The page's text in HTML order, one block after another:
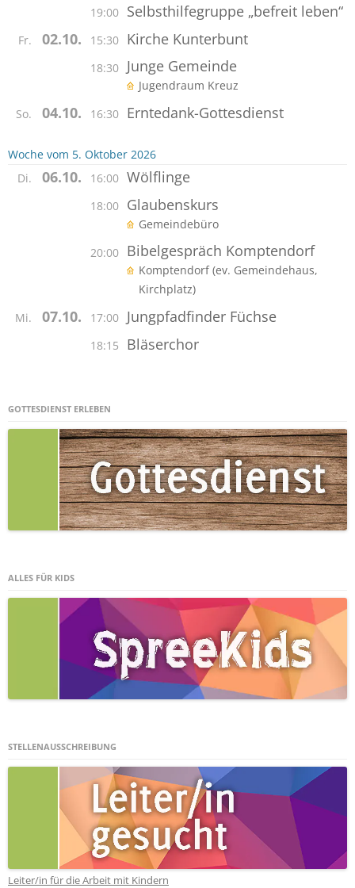
19:00 Selbsthilfegruppe „befreit leben“
Fr. 02.10. 15:30 Kirche Kunterbunt
18:30 Junge Gemeinde
Jugendraum Kreuz
So.
04.10. 16:30 Erntedank-Gottesdienst
Woche vom 5. Oktober 2026
Di.
06.10. 16:00 Wölflinge
18:00 Glaubenskurs
Gemeindebüro
20:00 Bibelgespräch Komptendorf
Komptendorf (ev. Gemeindehaus,
Kirchplatz)
Mi.
07.10. 17:00 Jungpfadfinder Füchse
18:15 Bläserchor
GOTTESDIENST ERLEBEN
ALLES FÜR KIDS
STELLENAUSSCHREIBUNG
Leiter/in für die Arbeit mit Kindern